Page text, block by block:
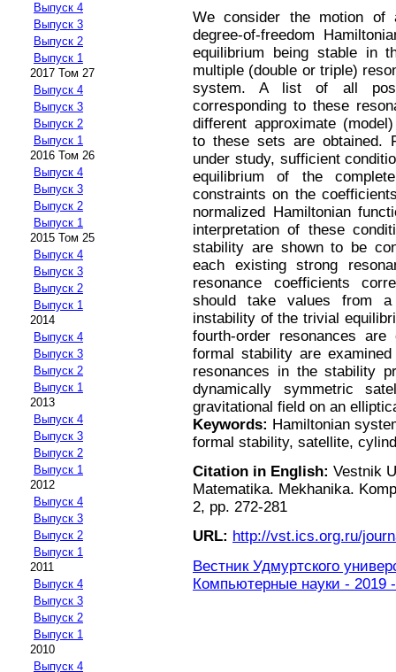
Выпуск 4
Выпуск 3
Выпуск 2
Выпуск 1
2017 Том 27
Выпуск 4
Выпуск 3
Выпуск 2
Выпуск 1
2016 Том 26
Выпуск 4
Выпуск 3
Выпуск 2
Выпуск 1
2015 Том 25
Выпуск 4
Выпуск 3
Выпуск 2
Выпуск 1
2014
Выпуск 4
Выпуск 3
Выпуск 2
Выпуск 1
2013
Выпуск 4
Выпуск 3
Выпуск 2
Выпуск 1
2012
Выпуск 4
Выпуск 3
Выпуск 2
Выпуск 1
2011
Выпуск 4
Выпуск 3
Выпуск 2
Выпуск 1
2010
Выпуск 4
We consider the motion of
degree-of-freedom
equilibrium being stable in
multiple (double or triple)
system. A list of all
corresponding to these
different approximate
to these sets are obtained.
under study, sufficient
equilibrium of the
constraints on the
normalized Hamiltonian
interpretation of these
stability are shown to be
each existing strong
resonance coefficients
should take values from
instability of the trivial
fourth-order resonances
formal stability are
resonances in the stability
dynamically symmetric
gravitational field on an
Keywords: Hamiltonian
formal stability, satellite,
Citation in English: Vestnik
Matematika. Mekhanika.
2, pp. 272-281
URL: http://vst.ics.org.ru/
Вестник Удмуртского
Компьютерные науки - 2019